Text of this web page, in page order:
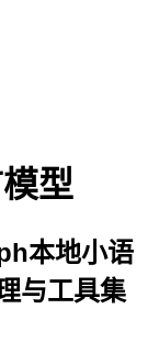
型
本地小语
与工具集